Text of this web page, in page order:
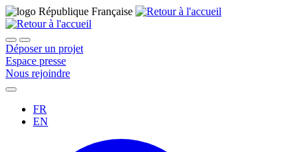
Déposer un projet
Espace presse
Nous rejoindre
FR
EN